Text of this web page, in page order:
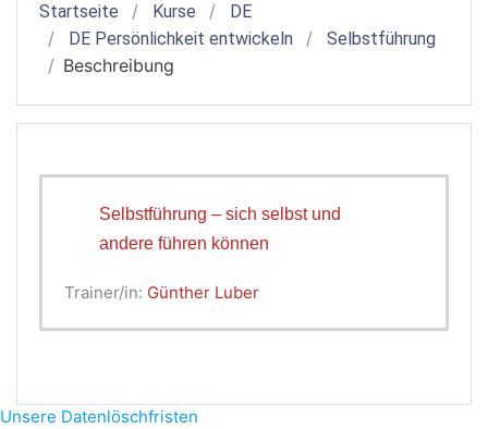
Startseite Kurse
DE
DE Persönlichkeit entwickeln
Selbstführung
Beschreibung
Selbstführung – sich selbst und
andere führen können
Trainer/in: Günther Luber
Unsere Datenlöschfristen